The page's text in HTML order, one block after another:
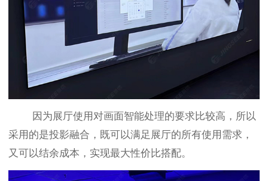
因为展厅使用对画面智能处理的要求比较高，所以
采用的是投影融合，既可以满足展厅的所有使用需求，
又可以结余成本，实现最大性价比搭配。